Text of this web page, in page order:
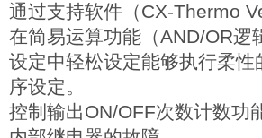
通过支持软件（CX-Thermo
在简易运算功能（AND/OR逻
设定中轻松设定能够执行柔性
序设定。
控制输出ON/OFF次数计数功